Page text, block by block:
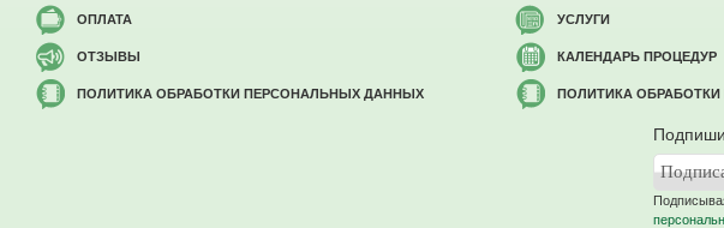
ОПЛАТА
ОТЗЫВЫ
ПОЛИТИКА ОБРАБОТКИ ПЕРСОНАЛЬНЫХ ДАННЫХ
УСЛУГИ
КАЛЕНДАРЬ ПРОЦЕДУР
ПОЛИТИКА